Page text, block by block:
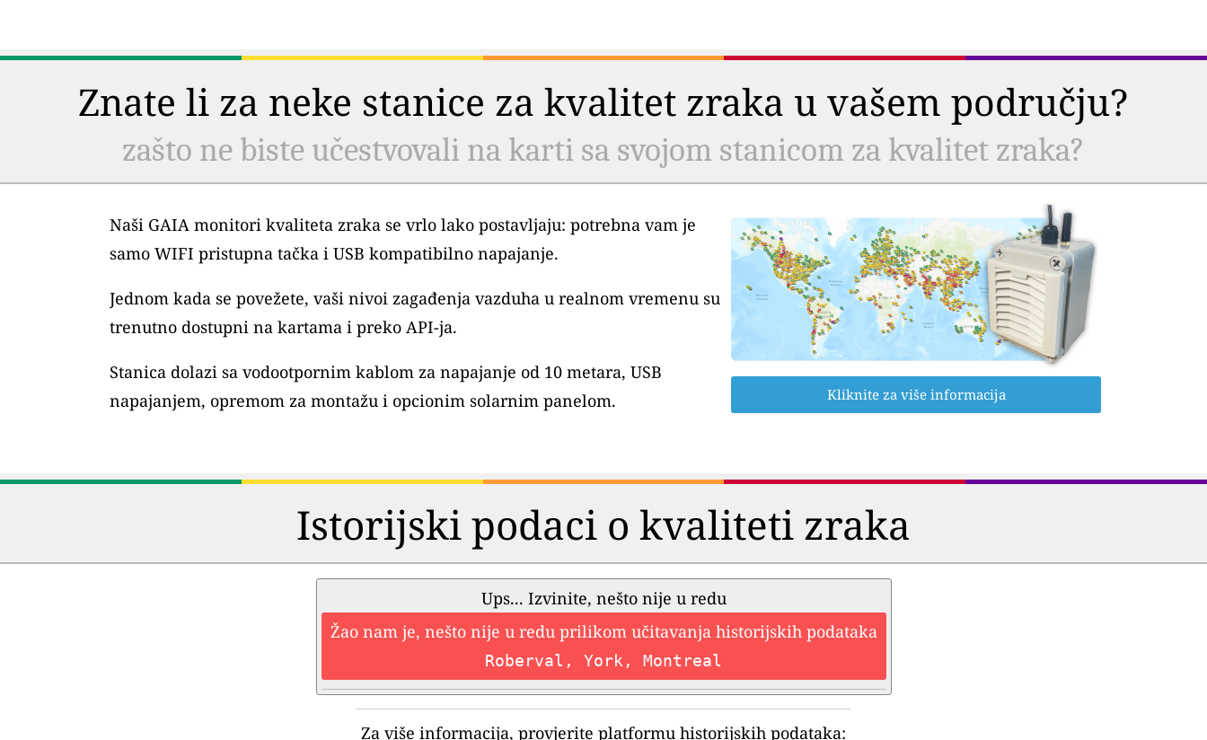
Znate li za neke stanice za kvalitet zraka u vašem području?
zašto ne biste učestvovali na karti sa svojom stanicom za kvalitet zraka?
Naši GAIA monitori kvaliteta zraka se vrlo lako postavljaju: potrebna vam je
samo WIFI pristupna tačka i USB kompatibilno napajanje.
Jednom kada se povežete, vaši nivoi zagađenja vazduha u realnom vremenu su
trenutno dostupni na kartama i preko API-ja.
Stanica dolazi sa vodootpornim kablom za napajanje od 10 metara, USB
napajanjem, opremom za montažu i opcionim solarnim panelom.
Kliknite za više informacija
Istorijski podaci o kvaliteti zraka
Ups... Izvinite, nešto nije u redu
Žao nam je, nešto nije u redu prilikom učitavanja historijskih podataka
Roberval, York, Montreal
Za više informacija, provjerite platformu historijskih podataka: